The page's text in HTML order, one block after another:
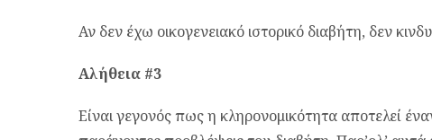
Αν δεν έχω οικογενειακό ιστορικό διαβήτη, δεν
Αλήθεια #3
Είναι γεγονός πως η κληρονομικότητα αποτελεί